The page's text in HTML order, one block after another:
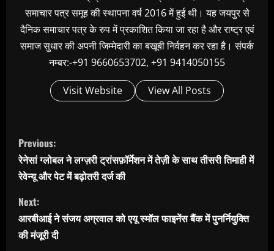
समाचार पत्र समूह की स्थापना वर्ष 2016 में हुई थी। यह जयपुर से
दैनिक समाचार पत्र के रुप में प्रकाशित किया जा रहा है और राष्ट्र एवं
समाज सुधार की अपनी जिम्मेदारी का बखूबी निर्वहन कर रहा है। संपर्क
नम्बर:-+91 9660653702, +91 9414050155
Visit Website View All Posts
C
o
n
t
i
n
Previous:
रेनेसां ग्लोबल ने लग्ज़री ट्रांसफ़ॉर्मेशन में तेज़ी के साथ तीसरी तिमाही में
रेवेन्यू और पेट में बढ़ोतरी दर्ज की
Next:
आरबीआई ने संजय अग्रवाल को एयू स्मॉल फाइनेंस बैंक में पुनर्नियुक्ति
की मंजूरी दी